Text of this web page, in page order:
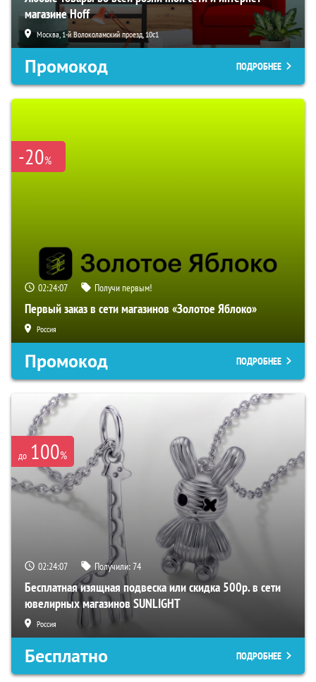
магазине Hoff
Москва, 1-й Волоколамский проезд, 10с1
Промокод ПОДРОБНЕЕ
-20%
02:24:06 Получи первым!
Первый заказ в сети магазинов «Золотое Яблоко»
Россия
Промокод ПОДРОБНЕЕ
до 100%
02:24:06 Получили:74
Бесплатная изящная подвеска или скидка 500р. в сети
ювелирных магазинов SUNLIGHT
Россия
Бесплатно ПОДРОБНЕЕ